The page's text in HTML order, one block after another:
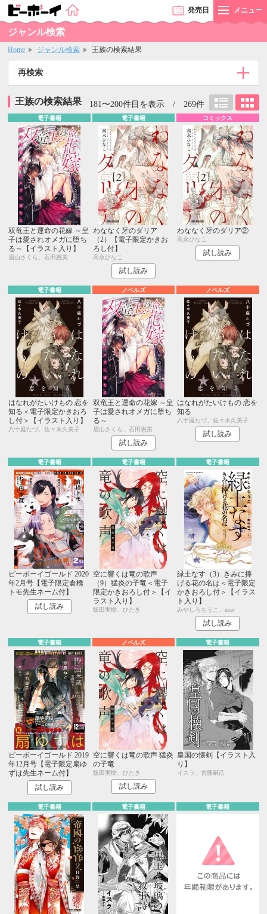
発売日 メニュー
ジャンル検索
Home ジャンル検索 王族の検索結果
再検索
王族の検索結果 181〜200件目を表示 / 269件
電子書籍
双竜王と運命の花嫁 ～皇
子は愛されオメガに堕ち
る～【イラスト入り】
眉山さくら、石田惠美
電子書籍
わななく牙のダリア
（2）【電子限定かきお
ろし付】
高永ひなこ
試し読み
コミックス
わななく牙のダリア②
高永ひなこ
試し読み
電子書籍
はなれがたいけもの 恋を
知る＜電子限定かきおろ
し付＞【イラスト入り】
八十庭たづ、佐々木久美子
ノベルズ
双竜王と運命の花嫁 ～皇
子は愛されオメガに堕ち
る～
眉山さくら、石田惠美
試し読み
ノベルズ
はなれがたいけもの 恋を
知る
八十庭たづ、佐々木久美子
試し読み
電子書籍
ビーボーイゴールド 2020
年2月号【電子限定倉橋
トモ先生ネーム付】
試し読み
電子書籍
空に響くは竜の歌声
（9）猛炎の子竜＜電子
限定かきおろし付＞【イ
ラスト入り】
飯田実樹、ひたき
電子書籍
緑土なす（3）きみに捧
げる花の名は＜電子限定
かきおろし付＞【イラス
ト入り】
みやしろちうこ、user
試し読み
電子書籍
ビーボーイゴールド 2019
年12月号【電子限定扇ゆ
ずは先生ネーム付】
試し読み
ノベルズ
空に響くは竜の歌声 猛炎
の子竜
飯田実樹、ひたき
試し読み
電子書籍
皇国の懐剣【イラスト入
り】
イスラ、古藤嗣己
電子書籍 電子書籍 電子書籍